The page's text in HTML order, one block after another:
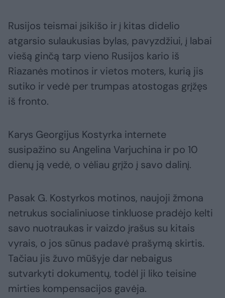
Rusijos teismai įsikišo ir į kitas didelio
atgarsio sulaukusias bylas, pavyzdžiui, į labai
viešą ginčą tarp vieno Rusijos kario iš
Riazanės motinos ir vietos moters, kurią jis
sutiko ir vedė per trumpas atostogas grįžęs
iš fronto.
Karys Georgijus Kostyrka internete
susipažino su Angelina Varjuchina ir po 10
dienų ją vedė, o vėliau grįžo į savo dalinį.
Pasak G. Kostyrkos motinos, naujoji žmona
netrukus socialiniuose tinkluose pradėjo kelti
savo nuotraukas ir vaizdo įrašus su kitais
vyrais, o jos sūnus padavė prašymą skirtis.
Tačiau jis žuvo mūšyje dar nebaigus
sutvarkyti dokumentų, todėl ji liko teisine
mirties kompensacijos gavėja.